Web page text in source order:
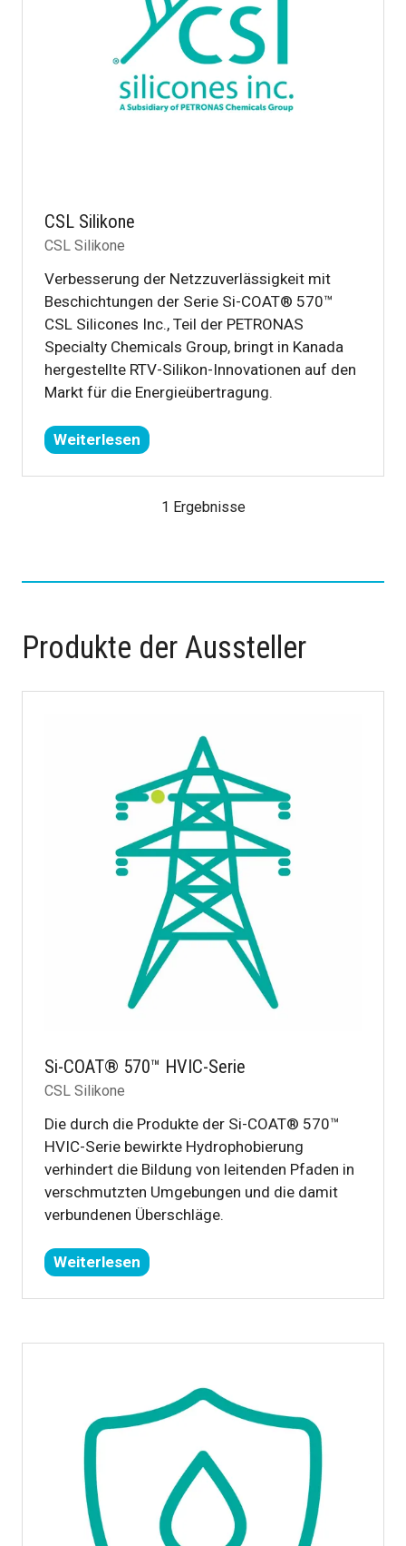
CSL Silikone
CSL Silikone
Verbesserung der Netzzuverlässigkeit mit
Beschichtungen der Serie Si-COAT® 570™
CSL Silicones Inc., Teil der PETRONAS
Specialty Chemicals Group, bringt in Kanada
hergestellte RTV-Silikon-Innovationen auf den
Markt für die Energieübertragung.
Weiterlesen
(öffnet
sich
1 Ergebnisse
Produkte der Aussteller
Si-COAT® 570™ HVIC-Serie
CSL Silikone
Die durch die Produkte der Si-COAT® 570™
HVIC-Serie bewirkte Hydrophobierung
verhindert die Bildung von leitenden Pfaden in
verschmutzten Umgebungen und die damit
verbundenen Überschläge.
Weiterlesen
(öffnet
sich
einem